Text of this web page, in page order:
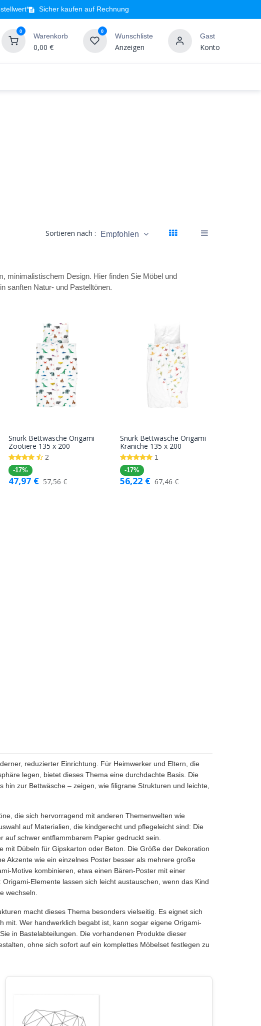
Sicher kaufen auf Rechnung
0
Warenkorb
0,00 €
0
Wunschliste
Anzeigen
Gast
Konto
Sortieren nach : Empfohlen
minimalistischem Design. Hier finden Sie Möbel und
sanften Natur- und Pastelltönen.
In den
Warenkorb
Snurk Bettwäsche Origami
Zootiere 135 x 200
2
-17%
47,97 € 57,56€
In den
Warenkorb
Snurk Bettwäsche Origami
Kraniche 135 x 200
1
-17%
56,22 € 67,46€
reduzierter Einrichtung. Für Heimwerker und Eltern, die
legen, bietet dieses Thema eine durchdachte Basis. Die
zur Bettwäsche – zeigen, wie filigrane Strukturen und leichte,
die sich hervorragend mit anderen Themenwelten wie
auf Materialien, die kindgerecht und pflegeleicht sind: Die
schwer entflammbarem Papier gedruckt sein.
Dübeln für Gipskarton oder Beton. Die Größe der Dekoration
Akzente wie ein einzelnes Poster besser als mehrere große
Motive kombinieren, etwa einen Bären-Poster mit einer
Elemente lassen sich leicht austauschen, wenn das Kind
wechseln.
macht dieses Thema besonders vielseitig. Es eignet sich
mit. Wer handwerklich begabt ist, kann sogar eigene Origami-
in Bastelabteilungen. Die vorhandenen Produkte dieser
ohne sich sofort auf ein komplettes Möbelset festlegen zu